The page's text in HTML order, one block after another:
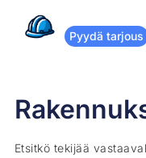
Pyydä tarjous
Etsitkö tekijää